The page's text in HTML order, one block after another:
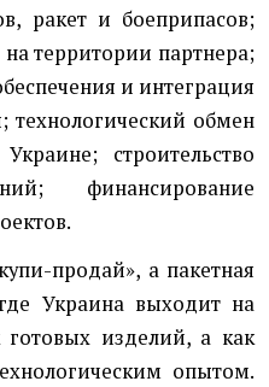
ракет и боеприпасов;
территории партнера;
и интеграция
технологический обмен
строительство
финансирование
продай», а пакетная
Украина выходит на
изделий, а как
опытом.